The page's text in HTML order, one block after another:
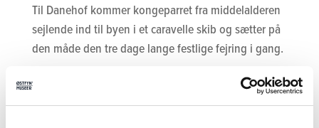
Til Danehof kommer kongeparret fra middelalderen
sejlende ind til byen i et caravelle skib og sætter på
den måde den tre dage lange festlige fejring i gang.
”Det bliver intense dage, for selv om vi har en
drejebog for, hvor vi bevæger os, skal vi hele tiden